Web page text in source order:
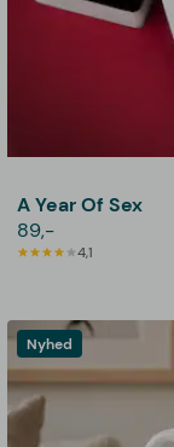
A Year Of Sex
89,-
4,1
Nyhed